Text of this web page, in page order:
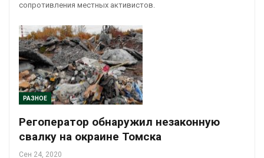
сопротивления местных активистов.
РАЗНОЕ
Регоператор обнаружил незаконную
свалку на окраине Томска
Сен 24, 2020